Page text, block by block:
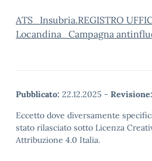
ATS_Insubria.REGISTRO
Locandina_Campagna
Pubblicato: 22.12.2025 - Revisione:
Eccetto dove diversamente
stato rilasciato sotto Licenza
Attribuzione 4.0 Italia.